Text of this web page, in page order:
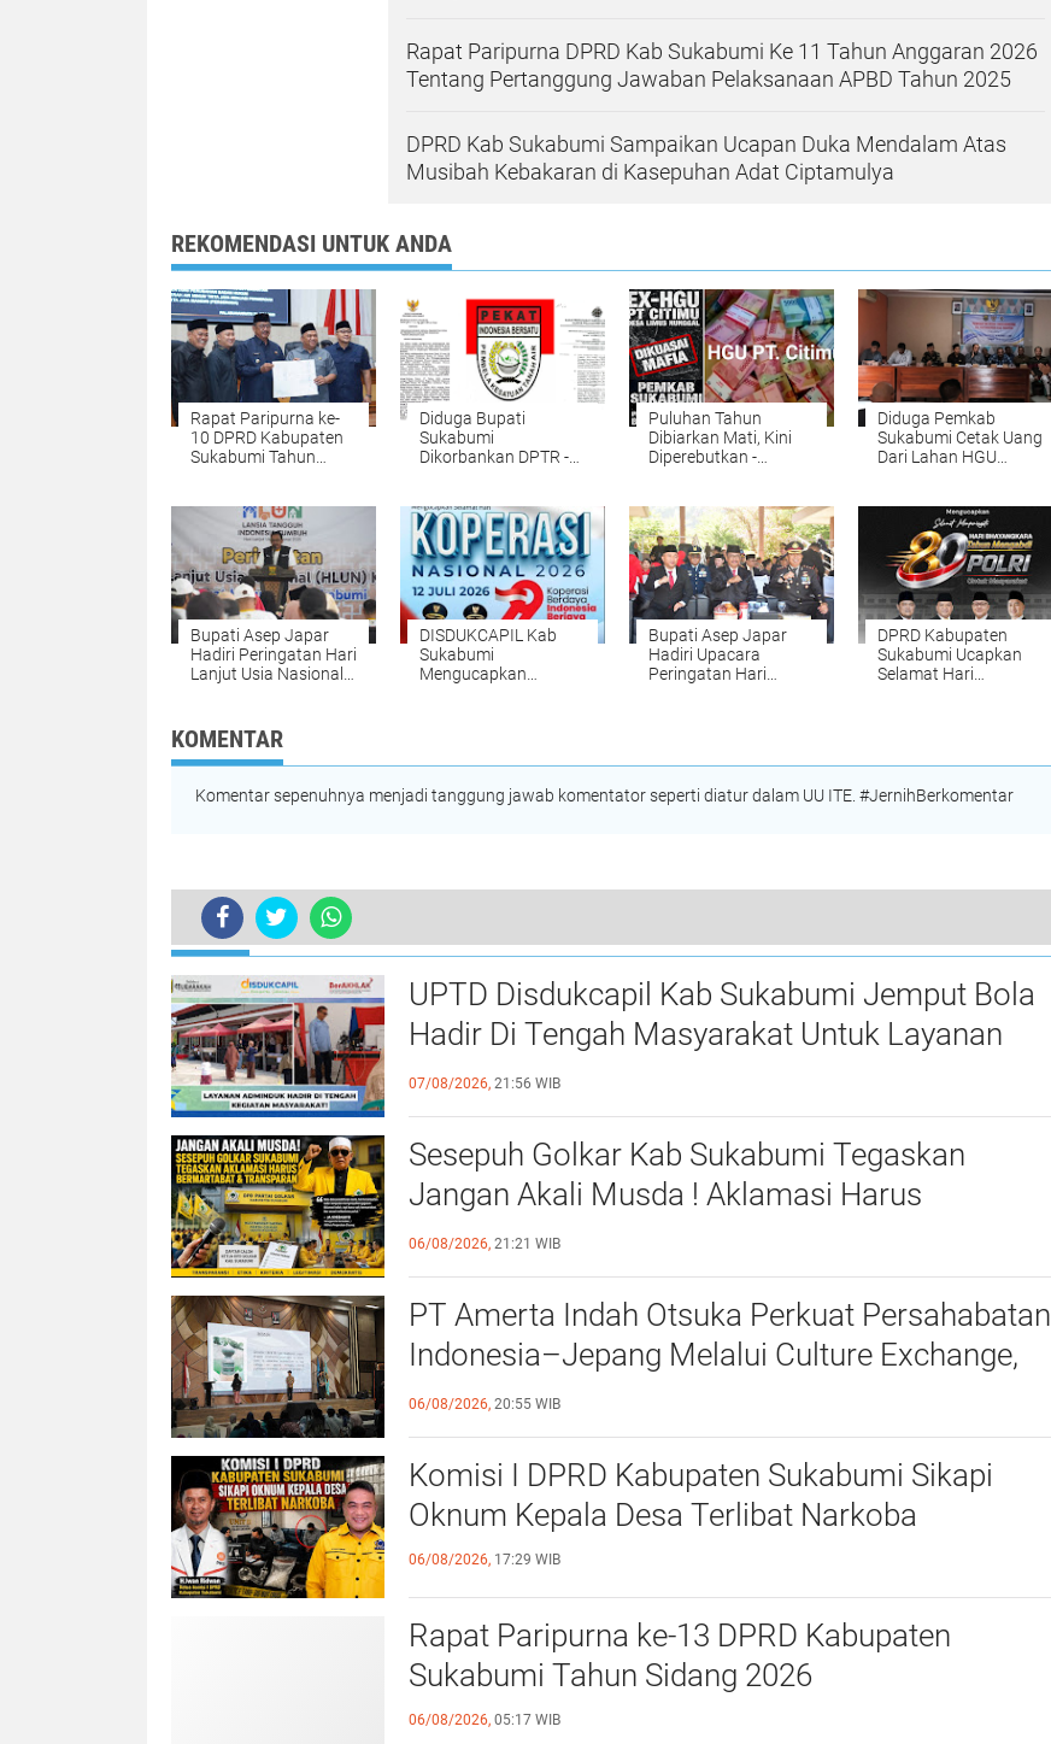
Rapat Paripurna DPRD Kab Sukabumi Ke 11 Tahun Anggaran 2026
Tentang Pertanggung Jawaban Pelaksanaan APBD Tahun 2025
DPRD Kab Sukabumi Sampaikan Ucapan Duka Mendalam Atas
Musibah Kebakaran di Kasepuhan Adat Ciptamulya
REKOMENDASI UNTUK ANDA
Rapat Paripurna ke-
10 DPRD Kabupaten
Sukabumi Tahun
Diduga Bupati
Sukabumi
Dikorbankan DPTR -
Diperpanjang, Tapi
Dicap Telantar
Skandal Administrasi
PT.Citimu
Puluhan Tahun
Dibiarkan Mati, Kini
Diperebutkan -
PT Citimu ke Rakyat
Diduga Pemkab
Sukabumi Cetak Uang
Dari Lahan HGU
Tahun Terancam
Tergusur ,Negara
Hadir Atau Tunduk
Pada Mafia Lahan
Bupati Asep Japar
Hadiri Peringatan Hari
Lanjut Usia Nasional
DISDUKCAPIL Kab
Sukabumi
Mengucapkan
Indonesia Berjaya
Bupati Asep Japar
Hadiri Upacara
Peringatan Hari
DPRD Kabupaten
Sukabumi Ucapkan
Selamat Hari
KOMENTAR
Komentar sepenuhnya menjadi tanggung jawab komentator seperti diatur dalam UU ITE. #JernihBerkomentar
Ketua DPRD Hadiri HUT Bhayangkara ke-79 Dan Sebut Dukung Polri Semakin Dicintai Masyarakat
TERKINI
UPTD Disdukcapil Kab Sukabumi Jemput Bola
Hadir Di Tengah Masyarakat Untuk Layanan
Adminduk, Warga Kebonpedes
07/08/2026, 21:56 WIB
Sesepuh Golkar Kab Sukabumi Tegaskan
Jangan Akali Musda ! Aklamasi Harus
Bermartabat Dan Transparan
06/08/2026, 21:21 WIB
PT Amerta Indah Otsuka Perkuat Persahabatan
Indonesia–Jepang Melalui Culture Exchange,
Generasi Muda Bersatu Wujudkan Masa Depan
Berkelanjutan
06/08/2026, 20:55 WIB
Komisi I DPRD Kabupaten Sukabumi Sikapi
Oknum Kepala Desa Terlibat Narkoba
06/08/2026, 17:29 WIB
Rapat Paripurna ke-13 DPRD Kabupaten
Sukabumi Tahun Sidang 2026
06/08/2026, 05:17 WIB